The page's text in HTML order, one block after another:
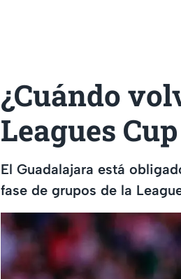
¿Cuándo
Leagues
El Guadalajara está
fase de grupos de la